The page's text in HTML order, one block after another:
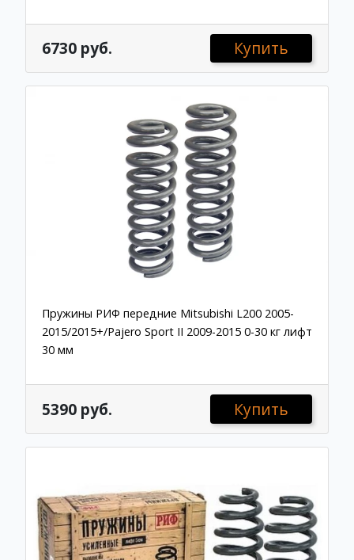
6730 руб. Купить
Пружины РИФ передние Mitsubishi L200 2005-
2015/2015+/Pajero Sport II 2009-2015 0-30 кг лифт
30 мм
5390 руб. Купить